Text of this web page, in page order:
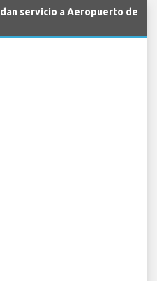
servicio a Aeropuerto de